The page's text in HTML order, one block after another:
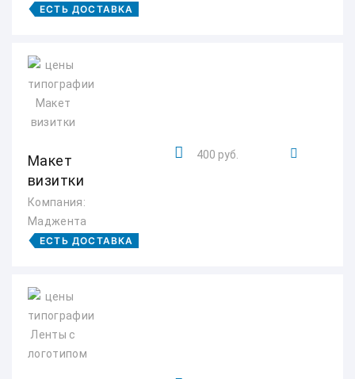
ЕСТЬ ДОСТАВКА
Макет
визитки
Компания:
Маджента
ЕСТЬ ДОСТАВКА
400 руб.